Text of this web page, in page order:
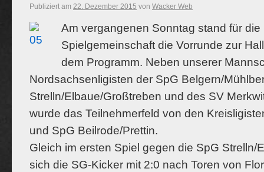
Publiziert am 22. Dezember 2015 von Wacker Web
Am vergangenen Sonntag stand für die
Spielgemeinschaft die Vorrunde zur
dem Programm. Neben unserer
Nordsachsenligisten der SpG Belgern/
Strelln/Elbaue/Großtreben und des SV
wurde das Teilnehmerfeld von den
und SpG Beilrode/Prettin.
Gleich im ersten Spiel gegen die SpG Strelln/
sich die SG-Kicker mit 2:0 nach Toren von